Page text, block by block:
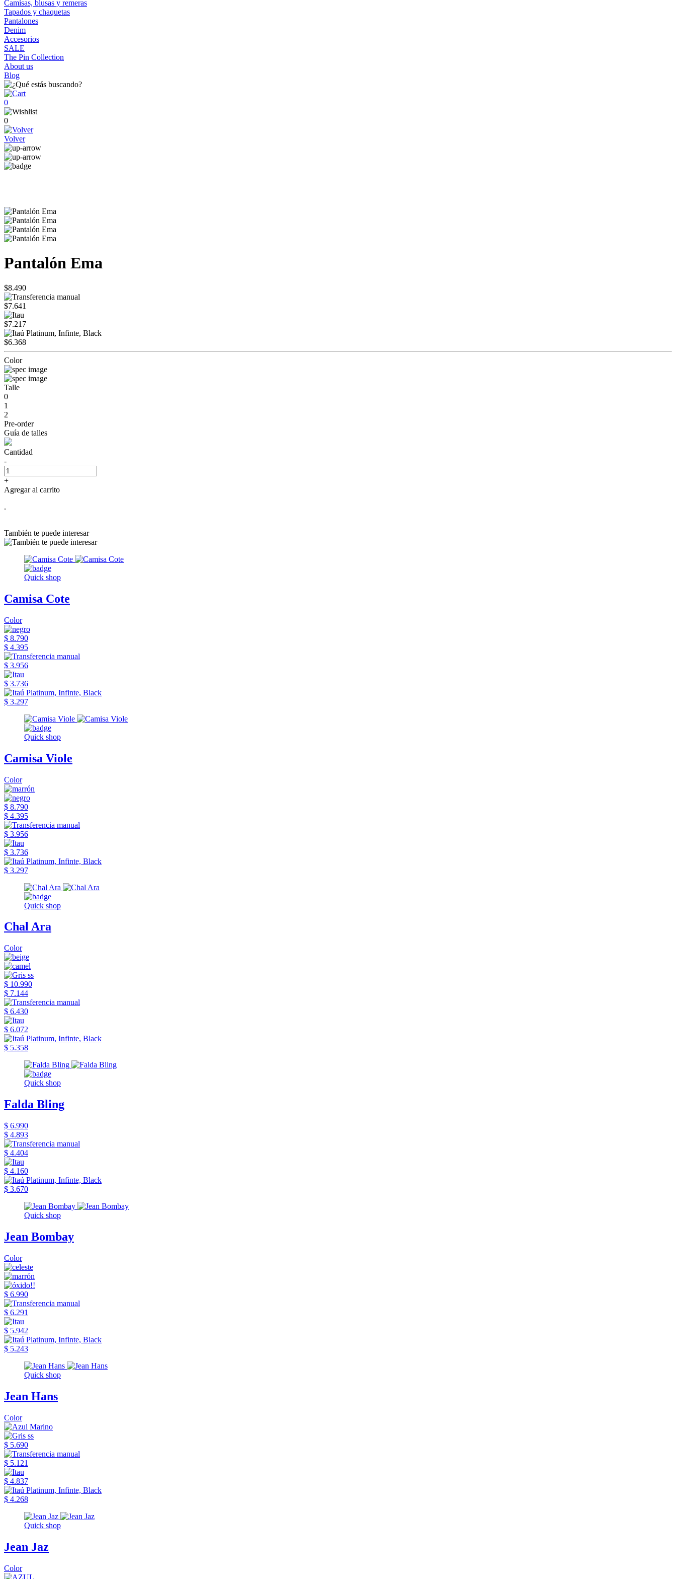
Camisas, blusas y remeras
Tapados y chaquetas
Pantalones
Denim
Accesorios
SALE
The Pin Collection
About us
Blog
0
0
Volver
Pantalón Ema
$8.490
$7.641
$7.217
$6.368
Color
Talle
0
1
2
Pre-order
Guía de talles
Cantidad
-
+
Agregar al carrito
.
También te puede interesar
Quick shop
Camisa Cote
Color
$ 8.790
$ 4.395
$ 3.956
$ 3.736
$ 3.297
Quick shop
Camisa Viole
Color
$ 8.790
$ 4.395
$ 3.956
$ 3.736
$ 3.297
Quick shop
Chal Ara
Color
$ 10.990
$ 7.144
$ 6.430
$ 6.072
$ 5.358
Quick shop
Falda Bling
$ 6.990
$ 4.893
$ 4.404
$ 4.160
$ 3.670
Quick shop
Jean Bombay
Color
$ 6.990
$ 6.291
$ 5.942
$ 5.243
Quick shop
Jean Hans
Color
$ 5.690
$ 5.121
$ 4.837
$ 4.268
Quick shop
Jean Jaz
Color